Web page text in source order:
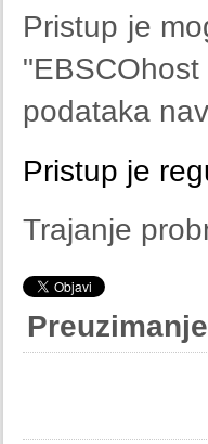
Pristup je
podataka
Pristup je
Trajanje